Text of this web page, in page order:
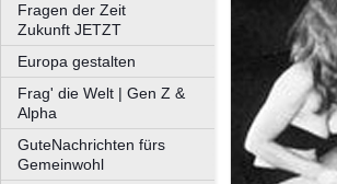
Fragen der Zeit
Zukunft JETZT
Europa gestalten
Frag' die Welt | Gen Z &
Alpha
GuteNachrichten fürs
Gemeinwohl